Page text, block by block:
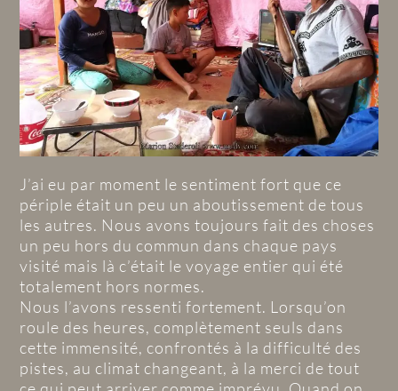
J’ai eu par moment le sentiment fort que ce
périple était un peu un aboutissement de tous
les autres. Nous avons toujours fait des choses
un peu hors du commun dans chaque pays
visité mais là c’était le voyage entier qui été
totalement hors normes.
Nous l’avons ressenti fortement. Lorsqu’on
roule des heures, complètement seuls dans
cette immensité, confrontés à la difficulté des
pistes, au climat changeant, à la merci de tout